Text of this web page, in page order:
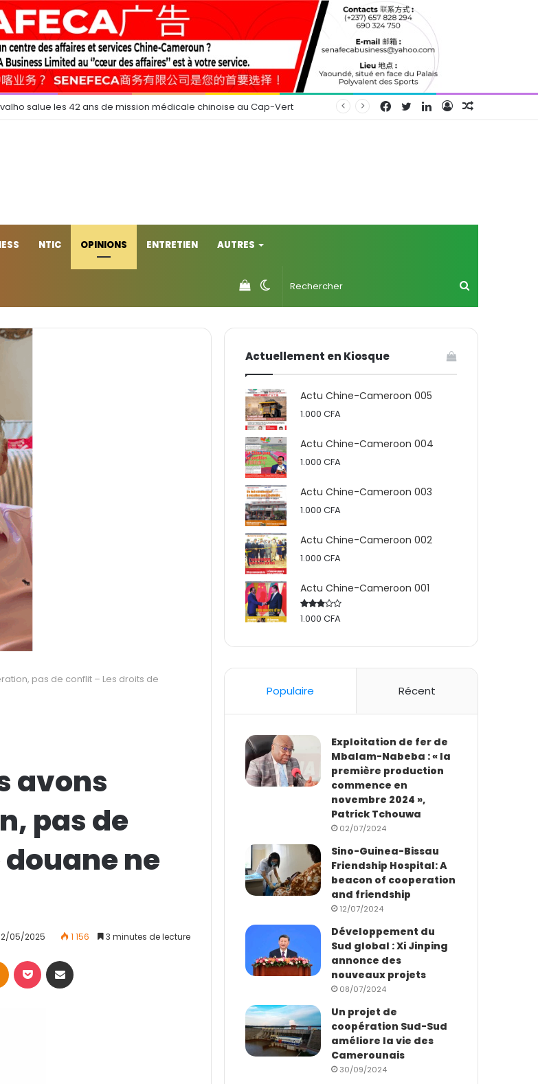
salue les 42 ans de mission médicale chinoise au Cap-Vert Connexion
Linkedin
Twitter
Facebook
NTIC OPINIONS ENTRETIEN AUTRES
Switch
skin
Voir
votre
pas de conflit – Les droits de
avons
pas de
ne
05/2025 1 156 3 minutes de lecture
Actuellement en Kiosque
Actu Chine-Cameroon 005
1.000CFA
Actu Chine-Cameroon 004
1.000CFA
Actu Chine-Cameroon 003
1.000CFA
Actu Chine-Cameroon 002
1.000CFA
Actu Chine-Cameroon 001
Rated
1.000CFA
Populaire Récent
Exploitation de fer de
Mbalam-Nabeba : « la
première production
commence en
novembre 2024 »,
Patrick Tchouwa
02/07/2024
Sino-Guinea-Bissau
Friendship Hospital: A
beacon of cooperation
and friendship
12/07/2024
Développement du
Sud global : Xi Jinping
annonce des
nouveaux projets
08/07/2024
Un projet de
coopération Sud-Sud
améliore la vie des
Camerounais
30/09/2024